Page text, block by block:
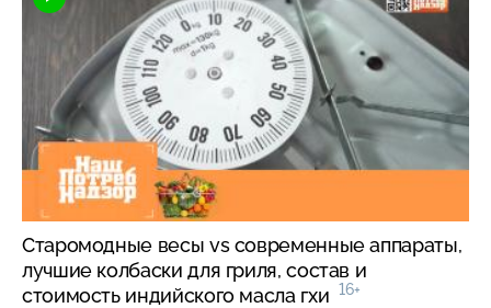
Старомодные весы vs современные аппараты,
лучшие колбаски для гриля, состав и
стоимость индийского масла гхи 16+